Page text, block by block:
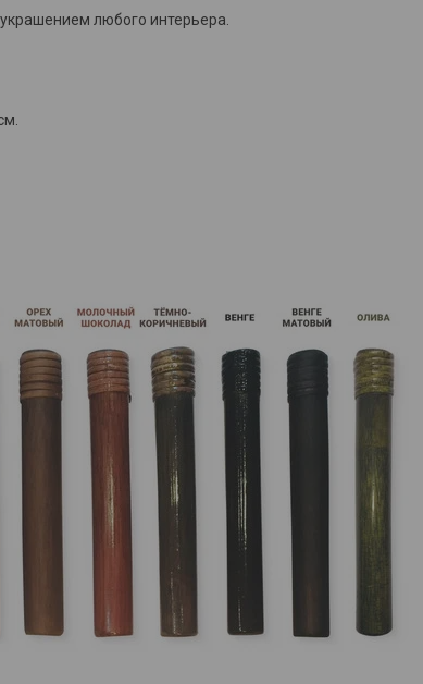
любого интерьера.